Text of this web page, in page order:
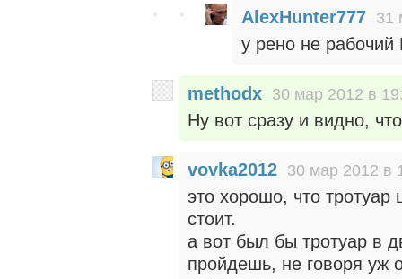
AlexHunter777 31
у рено не рабочий
methodx 30 мар 2012 в
Ну вот сразу и видно,
vovka2012 30 мар 2012 в
это хорошо, что тротуар
стоит.
а вот был бы тротуар в
пройдешь, не говоря уж